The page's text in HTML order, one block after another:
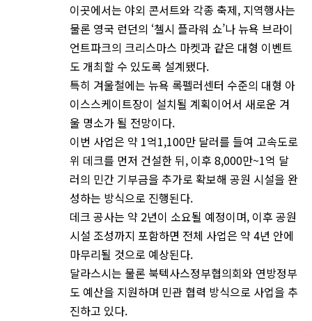
이곳에서는 야외 콘서트와 각종 축제, 지역행사는
물론 영국 런던의 ‘첼시 플라워 쇼’나 뉴욕 브라이
언트파크의 크리스마스 마켓과 같은 대형 이벤트
도 개최할 수 있도록 설계됐다.
특히 겨울철에는 뉴욕 록펠러센터 수준의 대형 아
이스스케이트장이 설치될 계획이어서 새로운 겨
울 명소가 될 전망이다.
이번 사업은 약 1억1,100만 달러를 들여 고속도로
위 데크를 먼저 건설한 뒤, 이후 8,000만~1억 달
러의 민간 기부금을 추가로 확보해 공원 시설을 완
성하는 방식으로 진행된다.
데크 공사는 약 2년이 소요될 예정이며, 이후 공원
시설 조성까지 포함하면 전체 사업은 약 4년 안에
마무리될 것으로 예상된다.
달라스시는 물론 북텍사스정부협의회와 연방정부
도 예산을 지원하며 민관 협력 방식으로 사업을 추
진하고 있다.